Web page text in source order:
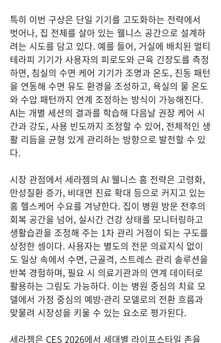
특히 이번 구상은 단일 기기를 고도화하는 전략에서
벗어나, 집 전체를 살아 있는 웰니스 공간으로 설계하
려는 시도를 담고 있다. 예를 들어, 거실에 배치된 멀티
테라피 기기가 사용자의 피로도와 근육 긴장도를 측정
하면, 침실의 수면 케어 기기가 조명과 온도, 진동 패턴
을 연동해 수면 유도 환경을 조성하고, 욕실의 물 온도
와 수압 패턴까지 연계 조정하는 방식이 가능해진다.
AI는 개별 세션의 결과를 학습해 다음날 권장 케어 시
간과 강도, 사용 빈도까지 조정할 수 있어, 전체적인 생
활 리듬을 균형 있게 관리하는 방향으로 발전할 수 있
다.
시장 관점에서 세라젬의 AI 웰니스 홈 전략은 고령화,
만성질환 증가, 비대면 진료 확대 등으로 커지고 있는
홈 헬스케어 수요를 겨냥한다. 집이 병원 방문 전후의
회복 공간을 넘어, 실시간 건강 상태를 모니터링하고
생활습관을 조정해 주는 1차 관리 거점이 되는 구도를
상정한 셈이다. 사용자는 별도의 전문 의료지식 없이
도 일상 속에서 수면, 근골격, 스트레스 관리 솔루션을
반복 경험하며, 필요 시 의료기관과의 연계 데이터로
활용하는 그림도 가능하다. 이는 병원 중심의 치료 모
델에서 가정 중심의 예방·관리 모델로의 전환 흐름과
맞물려 시장성을 키울 수 있는 요소로 평가된다.
세라젬은 CES 2026에서 세대별 라이프스타일 존을